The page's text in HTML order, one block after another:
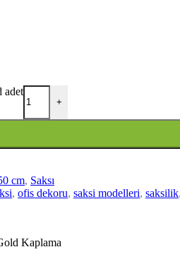
adet
+
cm, Saksı
, ofis dekoru, saksi modelleri, saksilik,
Kaplama